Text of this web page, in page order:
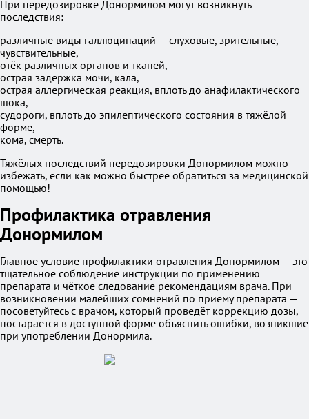
При передозировке Донормилом могут возникнуть
последствия:
различные виды галлюцинаций — слуховые, зрительные,
чувствительные,
отёк различных органов и тканей,
острая задержка мочи, кала,
острая аллергическая реакция, вплоть до анафилактического
шока,
судороги, вплоть до эпилептического состояния в тяжёлой
форме,
кома, смерть.
Тяжёлых последствий передозировки Донормилом можно
избежать, если как можно быстрее обратиться за медицинской
помощью!
Профилактика отравления
Донормилом
Главное условие профилактики отравления Донормилом — это
тщательное соблюдение инструкции по применению
препарата и чёткое следование рекомендациям врача. При
возникновении малейших сомнений по приёму препарата —
посоветуйтесь с врачом, который проведёт коррекцию дозы,
постарается в доступной форме объяснить ошибки, возникшие
при употреблении Донормила.